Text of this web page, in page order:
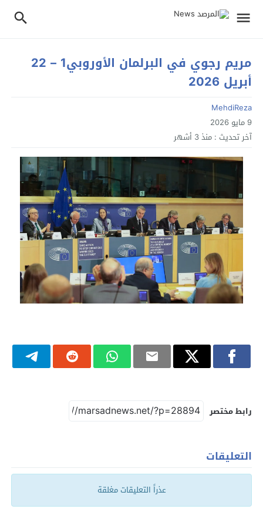
مريم رجوي في البرلمان الأوروبي1 – 22
أبريل 2026
MehdiReza
9 مايو 2026
آخر تحديث : منذ 3 أشهر
رابط مختصر
التعليقات
عذراً التعليقات مغلقة